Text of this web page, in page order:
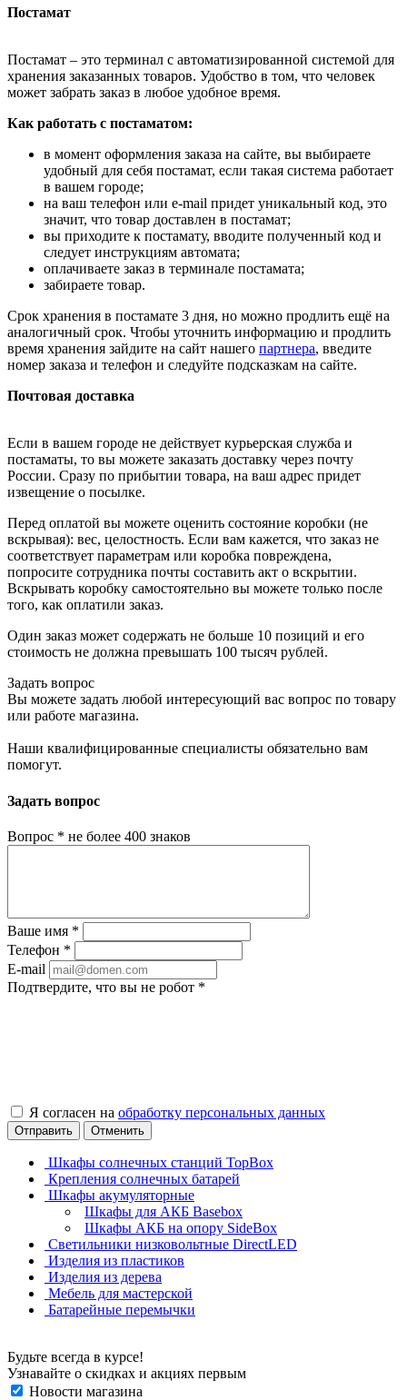
Постамат
Постамат – это терминал с автоматизированной системой для
хранения заказанных товаров. Удобство в том, что человек
может забрать заказ в любое удобное время.
Как работать с постаматом:
в момент оформления заказа на сайте, вы выбираете
удобный для себя постамат, если такая система работает
в вашем городе;
на ваш телефон или e-mail придет уникальный код, это
значит, что товар доставлен в постамат;
вы приходите к постамату, вводите полученный код и
следует инструкциям автомата;
оплачиваете заказ в терминале постамата;
забираете товар.
Срок хранения в постамате 3 дня, но можно продлить ещё на
аналогичный срок. Чтобы уточнить информацию и продлить
время хранения зайдите на сайт нашего партнера, введите
номер заказа и телефон и следуйте подсказкам на сайте.
Почтовая доставка
Если в вашем городе не действует курьерская служба и
постаматы, то вы можете заказать доставку через почту
России. Сразу по прибытии товара, на ваш адрес придет
извещение о посылке.
Перед оплатой вы можете оценить состояние коробки (не
вскрывая): вес, целостность. Если вам кажется, что заказ не
соответствует параметрам или коробка повреждена,
попросите сотрудника почты составить акт о вскрытии.
Вскрывать коробку самостоятельно вы можете только после
того, как оплатили заказ.
Один заказ может содержать не больше 10 позиций и его
стоимость не должна превышать 100 тысяч рублей.
Задать вопрос
Вы можете задать любой интересующий вас вопрос по товару
или работе магазина.
Наши квалифицированные специалисты обязательно вам
помогут.
Задать вопрос
Вопрос * не более 400 знаков
Ваше имя *
Телефон *
E-mail
Подтвердите, что вы не робот *
Я согласен на обработку персональных данных
Отправить Отменить
Шкафы солнечных станций TopBox
Крепления солнечных батарей
Шкафы акумуляторные
Шкафы для АКБ Basebox
Шкафы АКБ на опору SideBox
Светильники низковольтные DirectLED
Изделия из пластиков
Изделия из дерева
Мебель для мастерской
Батарейные перемычки
Будьте всегда в курсе!
Узнавайте о скидках и акциях первым
Новости магазина